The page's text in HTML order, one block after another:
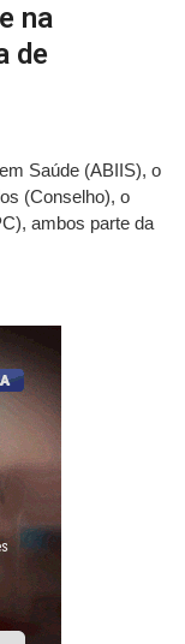
na
de
Saúde (ABIIS), o
(Conselho), o
ambos parte da